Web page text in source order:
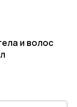
и волос